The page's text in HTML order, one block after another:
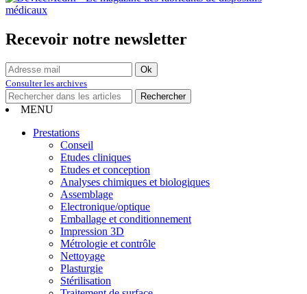
Recevoir notre newsletter
Consulter les archives
MENU
Prestations
Conseil
Etudes cliniques
Etudes et conception
Analyses chimiques et biologiques
Assemblage
Electronique/optique
Emballage et conditionnement
Impression 3D
Métrologie et contrôle
Nettoyage
Plasturgie
Stérilisation